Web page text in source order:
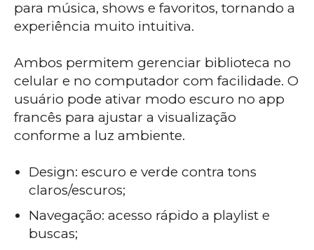
para música, shows e favoritos, tornando a
experiência muito intuitiva.
Ambos permitem gerenciar biblioteca no
celular e no computador com facilidade. O
usuário pode ativar modo escuro no app
francês para ajustar a visualização
conforme a luz ambiente.
Design: escuro e verde contra tons
claros/escuros;
Navegação: acesso rápido a playlist e
buscas;